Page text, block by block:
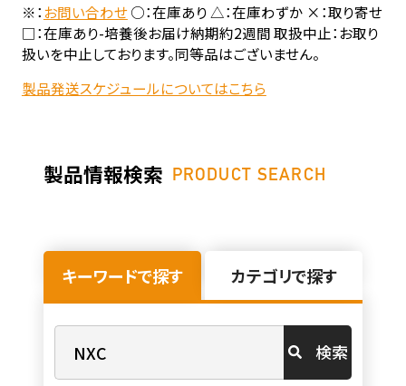
※：お問い合わせ○：在庫あり △：在庫わずか ×：取り寄せ
□：在庫あり-培養後お届け納期約2週間 取扱中止：お取り
扱いを中止しております。同等品はございません。
製品発送スケジュールについてはこちら
製品情報検索 PRODUCT SEARCH
キーワードで探す カテゴリで探す
検索